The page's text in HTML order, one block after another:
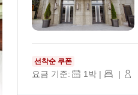
선착순 쿠폰
요금 기준: 1 박 | |